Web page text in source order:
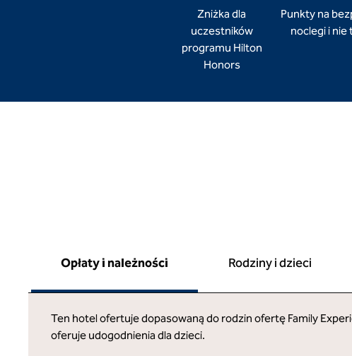
Zniżka dla
uczestników
programu Hilton
Honors
Punkty na
noclegi i nie
Opłaty i należności Rodziny i dzieci
Ten hotel ofertuje dopasowaną do rodzin ofertę Family
oferuje udogodnienia dla dzieci.